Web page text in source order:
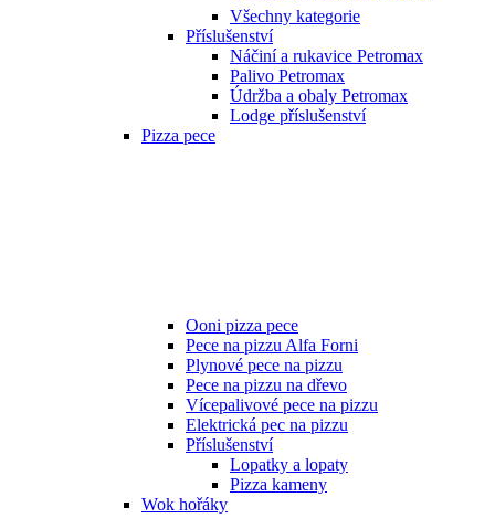
Všechny kategorie
Příslušenství
Náčiní a rukavice Petromax
Palivo Petromax
Údržba a obaly Petromax
Lodge příslušenství
Pizza pece
Ooni pizza pece
Pece na pizzu Alfa Forni
Plynové pece na pizzu
Pece na pizzu na dřevo
Vícepalivové pece na pizzu
Elektrická pec na pizzu
Příslušenství
Lopatky a lopaty
Pizza kameny
Wok hořáky